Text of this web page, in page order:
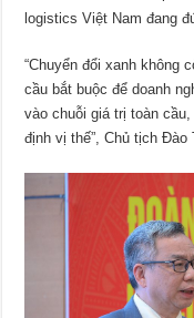
logistics Việt Nam đang
“Chuyển đổi xanh không
cầu bắt buộc để doanh
vào chuỗi giá trị toàn
định vị thế”, Chủ tịch Đào